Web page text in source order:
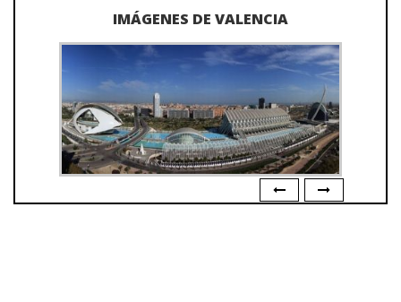
IMÁGENES DE VALENCIA